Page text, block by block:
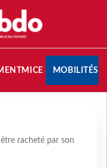
MICE MOBILITÉS
racheté par son